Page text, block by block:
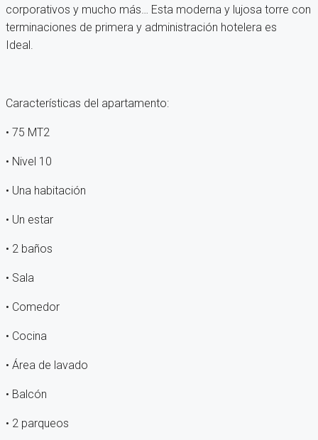
corporativos y mucho más… Esta moderna y lujosa torre con
terminaciones de primera y administración hotelera es
Ideal.
Características del apartamento:
• 75 MT2
• Nivel 10
• Una habitación
• Un estar
• 2 baños
• Sala
• Comedor
• Cocina
• Área de lavado
• Balcón
• 2 parqueos